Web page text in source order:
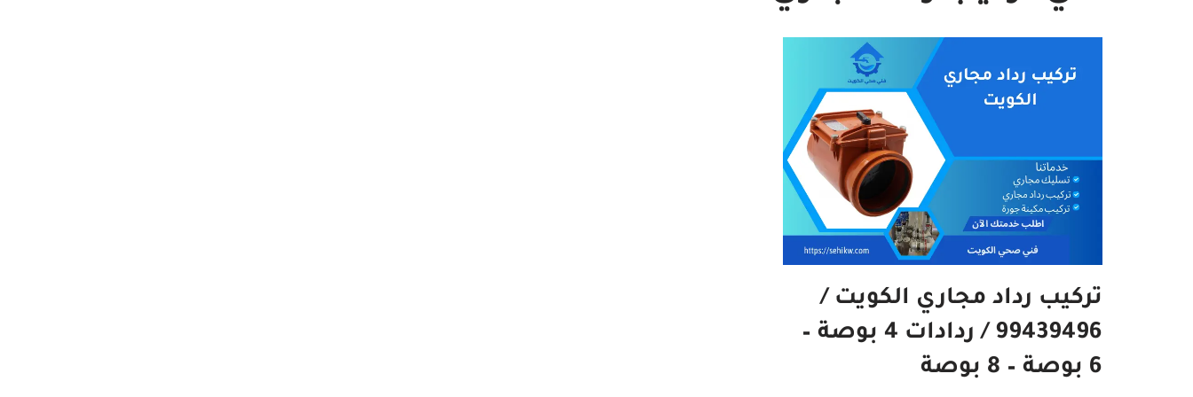
تركيب رداد مجاري الكويت /
99439496 / ردادات 4 بوصة –
6 بوصة – 8 بوصة